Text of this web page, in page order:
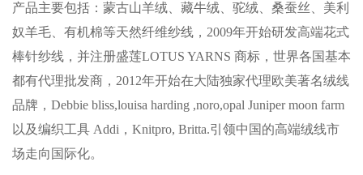
产品主要包括：蒙古山羊绒、藏牛绒、驼绒、桑蚕丝、美利
奴羊毛、有机棉等天然纤维纱线，2009年开始研发高端花式
棒针纱线，并注册盛莲LOTUS YARNS 商标，世界各国基本
都有代理批发商，2012年开始在大陆独家代理欧美著名绒线
品牌，Debbie bliss,louisa harding ,noro,opal Juniper moon farm
以及编织工具 Addi，Knitpro, Britta.引领中国的高端绒线市
场走向国际化。